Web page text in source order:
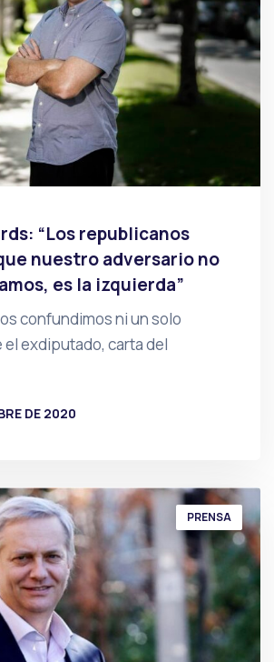
“Los republicanos
nuestro adversario no
es la izquierda”
confundimos ni un solo
el exdiputado, carta del
DE 2020
PRENSA